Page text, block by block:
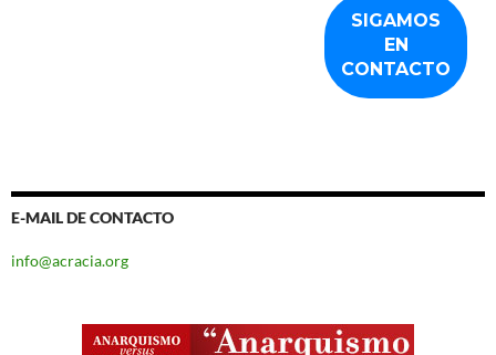
E-MAIL DE CONTACTO
info@acracia.org